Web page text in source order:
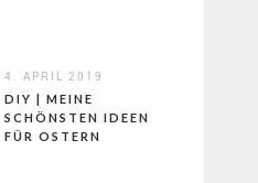
4. APRIL 2019
DIY | MEINE
SCHÖNSTEN IDEEN
FÜR OSTERN